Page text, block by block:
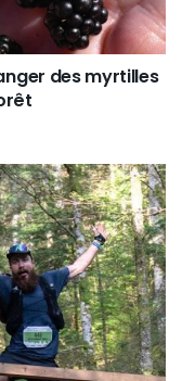
des myrtilles